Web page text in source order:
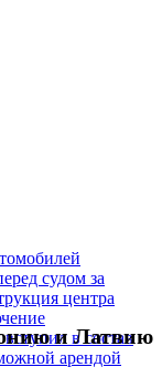
судом за
центра
в состав
арендой
и Латвию